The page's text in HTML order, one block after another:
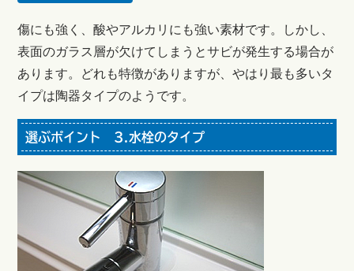
傷にも強く、酸やアルカリにも強い素材です。しかし、
表面のガラス層が欠けてしまうとサビが発生する場合が
あります。どれも特徴がありますが、やはり最も多いタ
イプは陶器タイプのようです。
選ぶポイント 3.水栓のタイプ